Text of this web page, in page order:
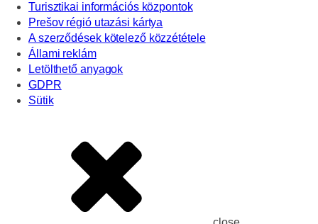
Turisztikai információs központok
Prešov régió utazási kártya
A szerződések kötelező közzététele
Állami reklám
Letölthető anyagok
GDPR
Sütik